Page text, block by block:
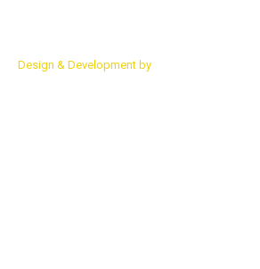
Design & Development by